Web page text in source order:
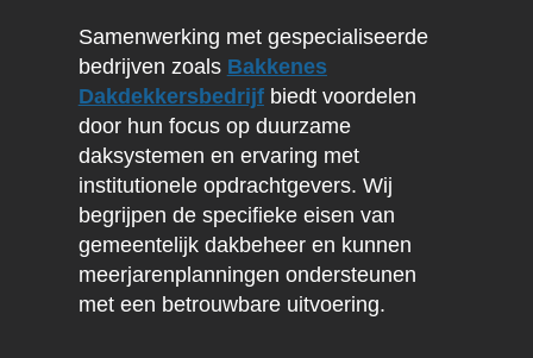
Samenwerking met gespecialiseerde
bedrijven zoals Bakkenes
Dakdekkersbedrijfbiedt voordelen
door hun focus op duurzame
daksystemen en ervaring met
institutionele opdrachtgevers. Wij
begrijpen de specifieke eisen van
gemeentelijk dakbeheer en kunnen
meerjarenplanningen ondersteunen
met een betrouwbare uitvoering.